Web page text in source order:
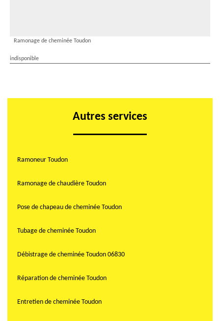
Ramonage de cheminée Toudon
indisponible
Autres services
Ramoneur Toudon
Ramonage de chaudière Toudon
Pose de chapeau de cheminée Toudon
Tubage de cheminée Toudon
Débistrage de cheminée Toudon 06830
Réparation de cheminée Toudon
Entretien de cheminée Toudon